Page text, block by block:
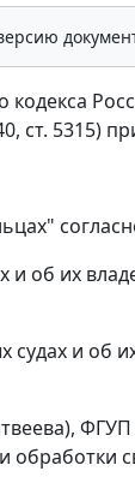
кодекса
ст. 5315)
и об их
и об
обработки